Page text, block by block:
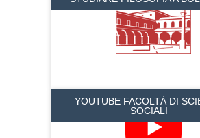
YOUTUBE FACOLTÀ DI
SOCIALI